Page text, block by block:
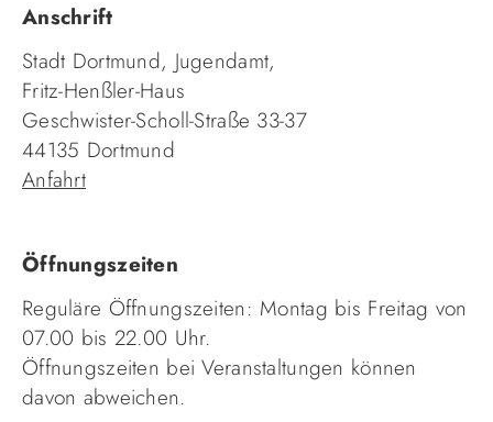
Anschrift
Stadt Dortmund, Jugendamt,
Fritz-Henßler-Haus
Geschwister-Scholl-Straße 33-37
44135 Dortmund
Anfahrt
Öffnungszeiten
Reguläre Öffnungszeiten: Montag bis Freitag von
07.00 bis 22.00 Uhr.
Öffnungszeiten bei Veranstaltungen können
davon abweichen.